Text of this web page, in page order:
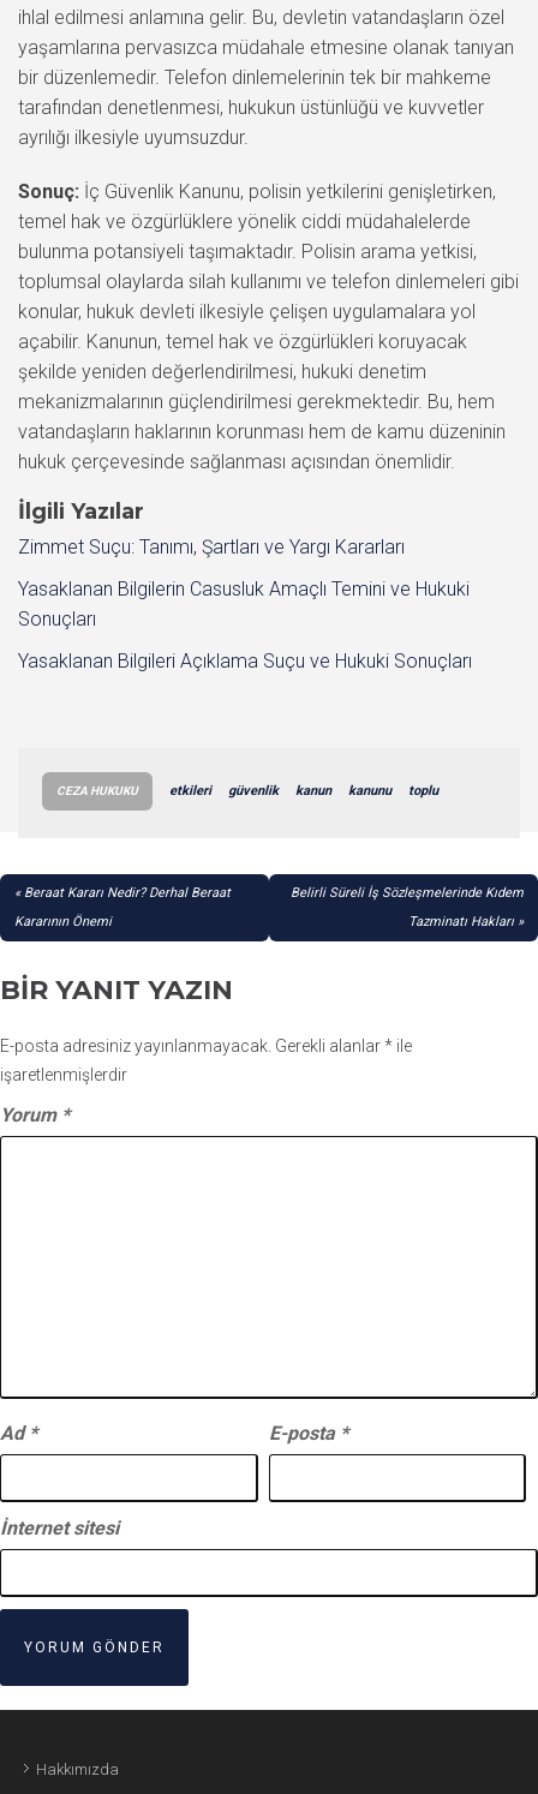
ihlal edilmesi anlamına gelir. Bu, devletin vatandaşların özel
yaşamlarına pervasızca müdahale etmesine olanak tanıyan
bir düzenlemedir. Telefon dinlemelerinin tek bir mahkeme
tarafından denetlenmesi, hukukun üstünlüğü ve kuvvetler
ayrılığı ilkesiyle uyumsuzdur.
Sonuç: İç Güvenlik Kanunu, polisin yetkilerini genişletirken,
temel hak ve özgürlüklere yönelik ciddi müdahalelerde
bulunma potansiyeli taşımaktadır. Polisin arama yetkisi,
toplumsal olaylarda silah kullanımı ve telefon dinlemeleri gibi
konular, hukuk devleti ilkesiyle çelişen uygulamalara yol
açabilir. Kanunun, temel hak ve özgürlükleri koruyacak
şekilde yeniden değerlendirilmesi, hukuki denetim
mekanizmalarının güçlendirilmesi gerekmektedir. Bu, hem
vatandaşların haklarının korunması hem de kamu düzeninin
hukuk çerçevesinde sağlanması açısından önemlidir.
İlgili Yazılar
Zimmet Suçu: Tanımı, Şartları ve Yargı Kararları
Yasaklanan Bilgilerin Casusluk Amaçlı Temini ve Hukuki
Sonuçları
Yasaklanan Bilgileri Açıklama Suçu ve Hukuki Sonuçları
CEZA HUKUKU etkileri güvenlik kanun kanunu toplu
YAZI
GEZINMESI
Beraat Kararı Nedir? Derhal Beraat
Kararının Önemi
Belirli Süreli İş Sözleşmelerinde Kıdem
Tazminatı Hakları
BIR YANIT YAZIN
E-posta adresiniz yayınlanmayacak. Gerekli alanlar* ile
işaretlenmişlerdir
Yorum *
Ad * E-posta *
İnternet sitesi
Hakkımızda